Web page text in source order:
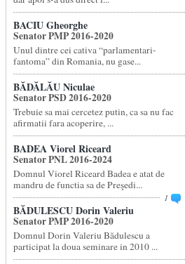
BACIU Gheorghe
Senator PMP 2016-2020
Unul dintre cei cativa “parlamentari-
fantoma” din Romania, nu gase...
BĂDĂLĂU Niculae
Senator PSD 2016-2020
Trebuie sa mai cercetez putin, ca sa nu fac
afirmatii fara acoperire, ...
BADEA Viorel Riceard
Senator PNL 2016-2024
Domnul Viorel Riceard Badea e atat de
mandru de functia sa de Preşedi...
1
BĂDULESCU Dorin Valeriu
Senator PMP 2016-2020
Domnul Dorin Valeriu Bădulescu a
participat la doua seminare in 2010 ...